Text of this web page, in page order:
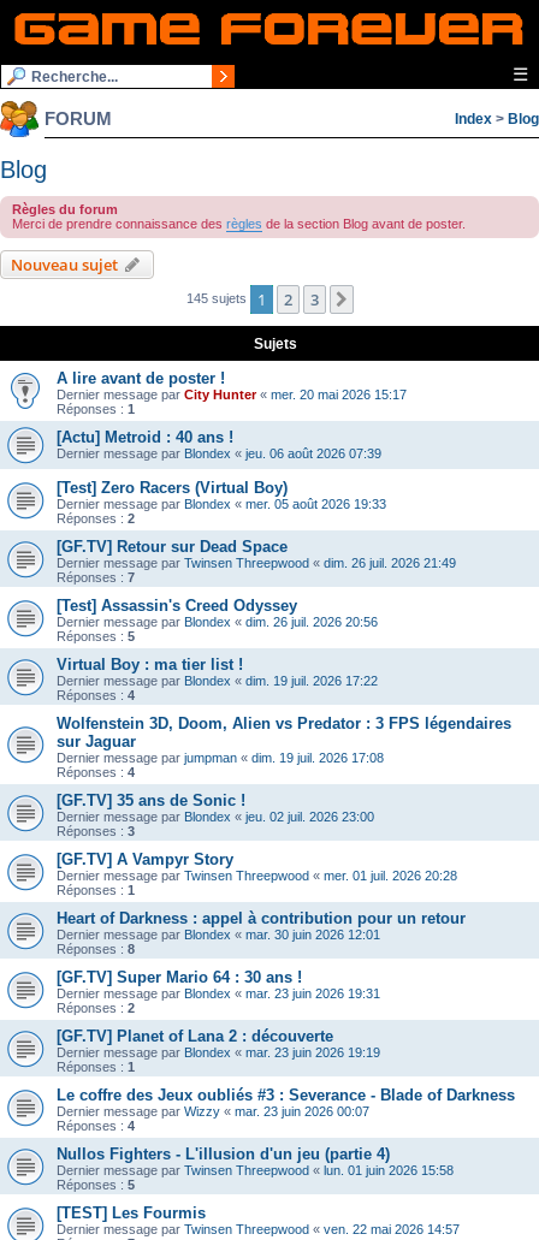
☰
FORUM Index > Blog
Blog
Règles du forum
Merci de prendre connaissance des règles de la section Blog avant de poster.
Nouveau sujet
145 sujets 1 2 3
Sujets
A lire avant de poster !
Dernier message par City Hunter« mer. 20 mai 2026 15:17
Réponses : 1
[Actu] Metroid : 40 ans !
Dernier message par Blondex « jeu. 06 août 2026 07:39
[Test] Zero Racers (Virtual Boy)
Dernier message par Blondex « mer. 05 août 2026 19:33
Réponses : 2
[GF.TV] Retour sur Dead Space
Dernier message par Twinsen Threepwood « dim. 26 juil. 2026 21:49
Réponses : 7
[Test] Assassin's Creed Odyssey
Dernier message par Blondex « dim. 26 juil. 2026 20:56
Réponses : 5
Virtual Boy : ma tier list !
Dernier message par Blondex « dim. 19 juil. 2026 17:22
Réponses : 4
Wolfenstein 3D, Doom, Alien vs Predator : 3 FPS légendaires
sur Jaguar
Dernier message par jumpman « dim. 19 juil. 2026 17:08
Réponses : 4
[GF.TV] 35 ans de Sonic !
Dernier message par Blondex « jeu. 02 juil. 2026 23:00
Réponses : 3
[GF.TV] A Vampyr Story
Dernier message par Twinsen Threepwood « mer. 01 juil. 2026 20:28
Réponses : 1
Heart of Darkness : appel à contribution pour un retour
Dernier message par Blondex « mar. 30 juin 2026 12:01
Réponses : 8
[GF.TV] Super Mario 64 : 30 ans !
Dernier message par Blondex « mar. 23 juin 2026 19:31
Réponses : 2
[GF.TV] Planet of Lana 2 : découverte
Dernier message par Blondex « mar. 23 juin 2026 19:19
Réponses : 1
Le coffre des Jeux oubliés #3 : Severance - Blade of Darkness
Dernier message par Wizzy « mar. 23 juin 2026 00:07
Réponses : 4
Nullos Fighters - L'illusion d'un jeu (partie 4)
Dernier message par Twinsen Threepwood « lun. 01 juin 2026 15:58
Réponses : 5
[TEST] Les Fourmis
Dernier message par Twinsen Threepwood « ven. 22 mai 2026 14:57